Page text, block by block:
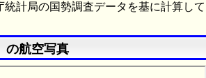
計局の国勢調査データを基に計算して
の航空写真